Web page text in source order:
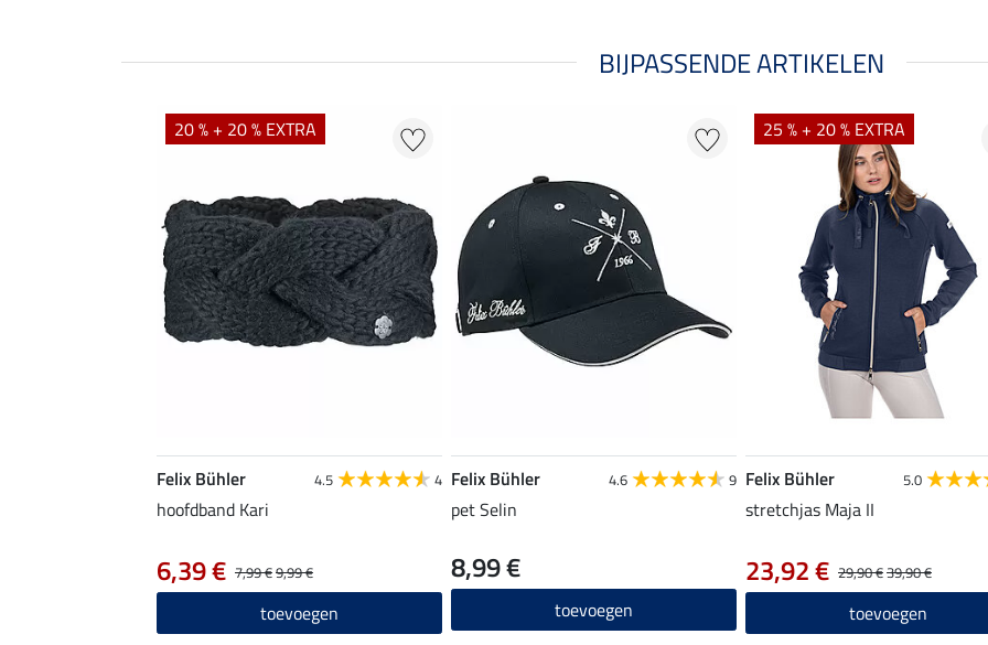
BIJPASSENDE ARTIKELEN
20 % + 20 % EXTRA
Felix Bühler 4.5 4
hoofdband Kari
7,99 €9,99 €
6,39 €
toevoegen
Felix Bühler 4.6 9
pet Selin
8,99 €
toevoegen
25 % + 20 % EXTRA
Felix Bühler 5.0
stretchjas Maja II
29,90 €39,90 €
23,92 €
toevoegen